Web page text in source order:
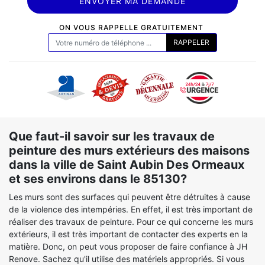
ON VOUS RAPPELLE GRATUITEMENT
Que faut-il savoir sur les travaux de
peinture des murs extérieurs des maisons
dans la ville de Saint Aubin Des Ormeaux
et ses environs dans le 85130?
Les murs sont des surfaces qui peuvent être détruites à cause
de la violence des intempéries. En effet, il est très important de
réaliser des travaux de peinture. Pour ce qui concerne les murs
extérieurs, il est très important de contacter des experts en la
matière. Donc, on peut vous proposer de faire confiance à JH
Renove. Sachez qu'il utilise des matériels appropriés. Si vous